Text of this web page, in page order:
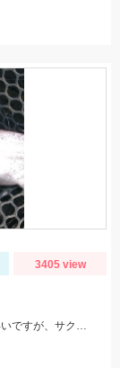
3405 view
今季３回目の芦ノ湖。本格的なジギングシーズンには早いですが、サクラマス狙いで１人釣行。